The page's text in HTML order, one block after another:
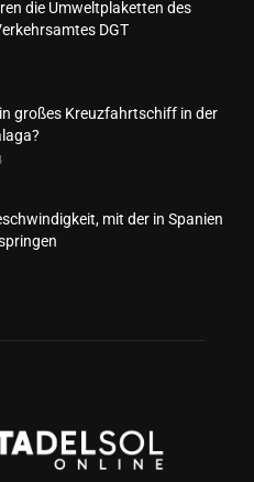
die Umweltplaketten des
DGT
großes Kreuzfahrtschiff in der
mit der in Spanien